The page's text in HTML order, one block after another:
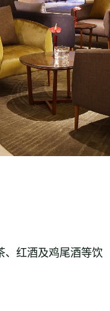
、红酒及鸡尾酒等饮